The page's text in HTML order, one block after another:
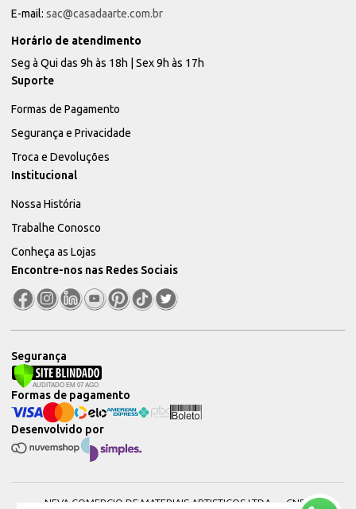
E-mail: sac@casadaarte.com.br
Horário de atendimento
Seg à Qui das 9h às 18h | Sex 9h às 17h
Suporte
Formas de Pagamento
Segurança e Privacidade
Troca e Devoluções
Institucional
Nossa História
Trabalhe Conosco
Conheça as Lojas
Encontre-nos nas Redes Sociais
Segurança
Desenvolvido por
Formas de pagamento
NEVA COMERCIO DE MATERIAIS ARTISTICOS LTDA — CNPJ: